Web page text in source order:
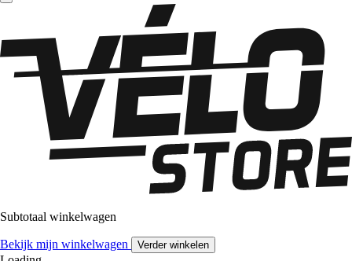
Subtotaal winkelwagen
Bekijk mijn winkelwagen Verder winkelen